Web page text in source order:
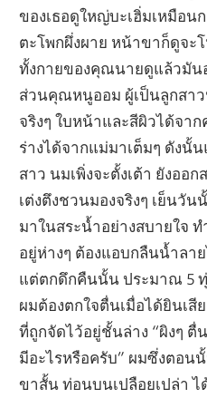
ของเธอดูใหญ่บะเฮิ่มเหมือน
ตะโพกผึ่งผาย หน้าขาก็ดูจะ
ทั้งกายของคุณนายดูแล้วมัน
ส่วนคุณหนูออม ผู้เป็นลูกสา
จริงๆ ใบหน้าและสีผิวได้จา
ร่างได้จากแม่มาเต็มๆ ดังนั้
สาว นมเพิ่งจะตั้งเต้า ยังออ
เต่งตึงชวนมองจริงๆ เย็นวั
มาในสระน้ำอย่างสบายใจ
อยู่ห่างๆ ต้องแอบกลืนน้ำลา
แต่ตกดึกคืนนั้น ประมาณ 5 ทุ่
ผมต้องตกใจตื่นเมื่อได้ยินเ
ที่ถูกจัดไว้อยู่ชั้นล่าง “ผิงๆ ตื่
มีอะไรหรือครับ” ผมซึ่งตอน
ขาสั้น ท่อนบนเปลือยเปล่า